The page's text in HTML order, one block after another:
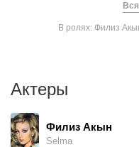
В ролях: Филиз
Актеры
Филиз Акын
Selma